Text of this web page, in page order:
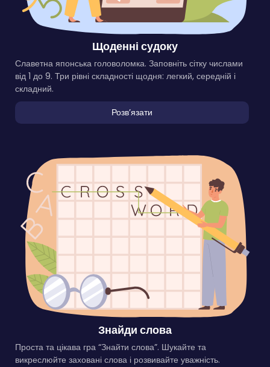
Щоденні судоку
Славетна японська головоломка. Заповніть сітку числами
від 1 до 9. Три рівні складності щодня: легкий, середній і
складний.
Розвʼязати
Знайди слова
Проста та цікава гра “Знайти слова”. Шукайте та
викреслюйте заховані слова і розвивайте уважність.